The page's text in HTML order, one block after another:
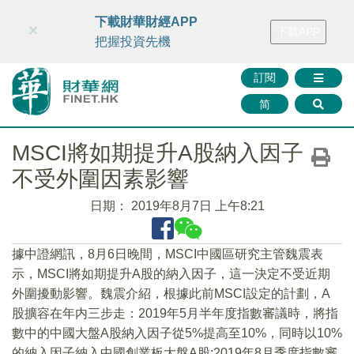
財華智庫網 FINTV FINMETA 財華證券 媒體矩陣
訂閱
简
×
下載財華財經APP
把握投資先機
MSCI將如期提升A股納入因子
不受外圍因素影響
日期： 2019年8月7日 上午8:21
據中證網訊，8月6日晚間，MSCI中國區研究主管魏震表
示，MSCI將如期提升A股的納入因子，這一決定不受近期
外圍擾動影響。魏震介紹，根據此前MSCI設定的計劃，A
股擴容在年内三步走：2019年5月半年度指數審議時，將指
數中的中國大盤A股納入因子從5%提高至10%，同時以10%